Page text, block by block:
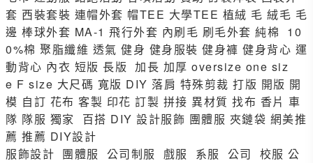
套 西裝套裝 連帽外套 帽TEE 大學TEE 植絨 毛 絨毛 毛
邊 棒球外套 MA-1 飛行外套 內刷毛 刷毛外套 純棉 10
0%棉 聚脂纖維 透氣 健身 健身服裝 健身褲 健身背心 運
動背心 內衣 短版 長版 加長 加厚 oversize one siz
e F size 大尺碼 寬版 DIY 落肩 特殊剪裁 打版 開版 開
模 自訂 花布 客製 印花 訂製 拼接 異材質 找布 香片 車
隊 隊服 獨家 百搭 DIY 設計服飾 團體服 夾鏈袋 網美推
薦 推薦 DIY設計
服飾設計 團體服 公司制服 戲服 系服 公司 校服 公